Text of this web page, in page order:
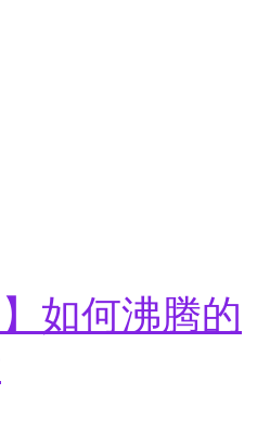
如何沸腾的